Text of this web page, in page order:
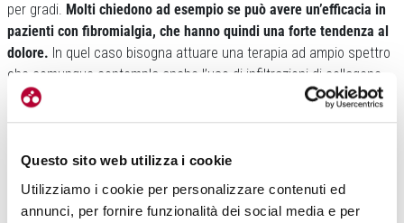
Questo sito web utilizza i cookie
Utilizziamo i cookie per personalizzare contenuti ed
annunci, per fornire funzionalità dei social media e per
per gradi. Molti chiedono ad esempio se può avere un’efficacia in
pazienti con fibromialgia, che hanno quindi una forte tendenza al
dolore. In quel caso bisogna attuare una terapia ad ampio spettro
che comunque contempla anche l’uso di infiltrazioni di collagene.